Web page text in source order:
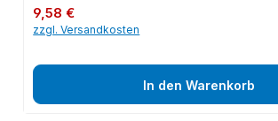
Regulärer Preis:
9,58 €
zzgl. Versandkosten
In den Warenkorb